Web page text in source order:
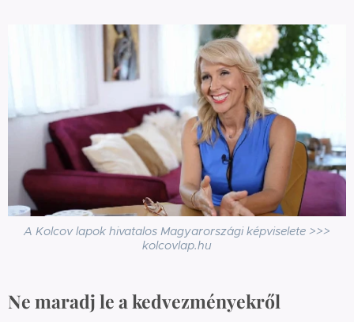
A Kolcov lapok hivatalos Magyarországi képviselete >>>
kolcovlap.hu
Ne maradj le a kedvezményekről